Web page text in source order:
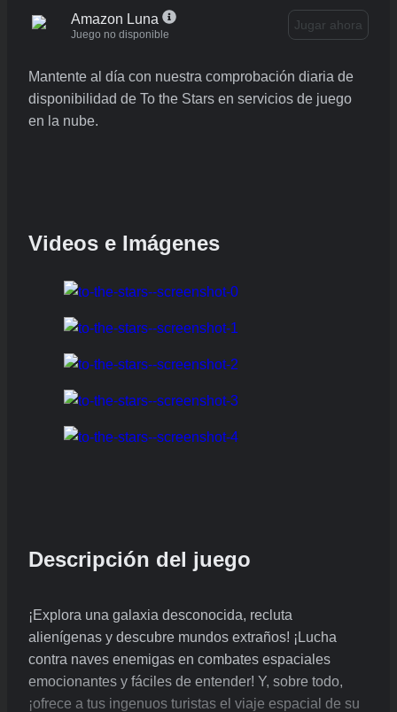
Amazon Luna
Juego no disponible
Jugar ahora
Mantente al día con nuestra comprobación diaria de
disponibilidad de To the Stars en servicios de juego
en la nube.
Videos e Imágenes
Descripción del juego
¡Explora una galaxia desconocida, recluta
alienígenas y descubre mundos extraños! ¡Lucha
contra naves enemigas en combates espaciales
emocionantes y fáciles de entender! Y, sobre todo,
¡ofrece a tus ingenuos turistas el viaje espacial de su